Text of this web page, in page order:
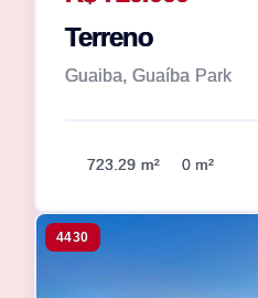
Terreno
Guaiba, Guaíba Park
723.29 m² 0 m²
4430